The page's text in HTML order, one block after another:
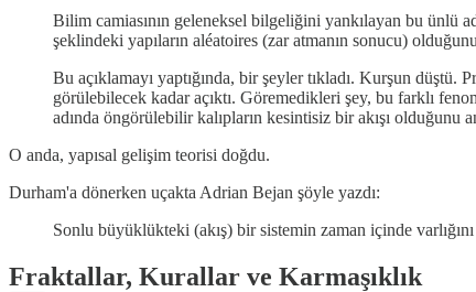
Bilim camiasının geleneksel bilgeliğini yankılayan bu ünlü
şeklindeki yapıların aléatoires (zar atmanın sonucu)
Bu açıklamayı yaptığında, bir şeyler tıkladı. Kurşun
görülebilecek kadar açıktı. Göremedikleri şey, bu farklı
adında öngörülebilir kalıpların kesintisiz bir akışı olduğunu
O anda, yapısal gelişim teorisi doğdu.
Durham'a dönerken uçakta Adrian Bejan şöyle yazdı:
Sonlu büyüklükteki (akış) bir sistemin zaman içinde
Fraktallar, Kurallar ve Karmaşıklık